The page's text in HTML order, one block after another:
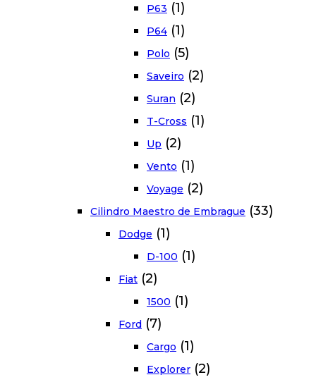
P63 (1)
P64 (1)
Polo (5)
Saveiro (2)
Suran (2)
T-Cross (1)
Up (2)
Vento (1)
Voyage (2)
Cilindro Maestro de Embrague (33)
Dodge (1)
D-100 (1)
Fiat (2)
1500 (1)
Ford (7)
Cargo (1)
Explorer (2)